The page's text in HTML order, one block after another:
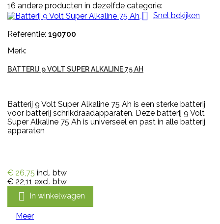
16 andere producten in dezelfde categorie:
 Snel bekijken
Referentie: 190700
Merk:
BATTERIJ 9 VOLT SUPER ALKALINE 75 AH
Batterij 9 Volt Super Alkaline 75 Ah is een sterke batterij
voor batterij schrikdraadapparaten. Deze batterij 9 Volt
Super Alkaline 75 Ah is universeel en past in alle batterij
apparaten
€ 26,75 incl. btw
€ 22,11 excl. btw
 In winkelwagen
Meer